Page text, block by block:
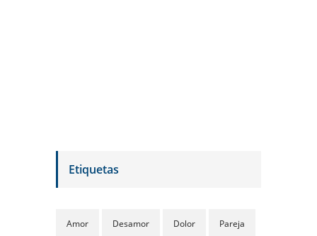
Etiquetas
Amor Desamor Dolor Pareja